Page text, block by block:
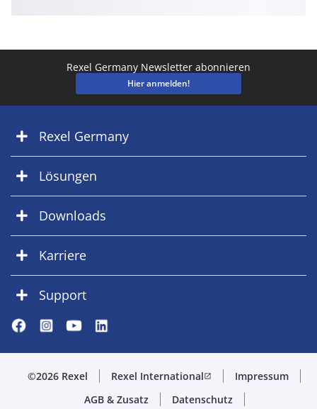
Rexel Germany Newsletter abonnieren
Hier anmelden!
Rexel Germany
Lösungen
Downloads
Karriere
Support
©2026 Rexel Rexel Internationalopen_in_new
Impressum
AGB & Zusatz
Datenschutz